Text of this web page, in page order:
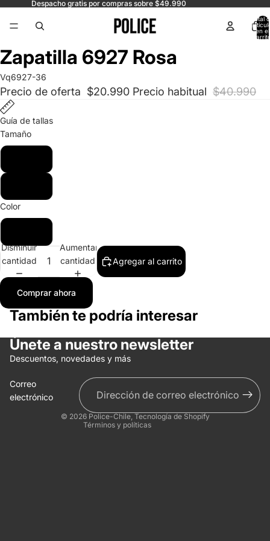
Despacho gratis por compras sobre $49.990
Total
en el
Abrir
imagen
a
pantalla
completa
Abrir
imagen
a
pantalla
completa
Zapatilla 6927 Rosa
Vq6927-36
Precio de oferta $20.990 Precio habitual $40.990
Guía de tallas
Tamaño
Color
Disminuir
cantidad
Aumentar
cantidad
Agregar al carrito
Comprar ahora
También te podría interesar
Únete a nuestro newsletter
Descuentos, novedades y más
Correo
electrónico
© 2026 Police-Chile,Tecnología de Shopify
Términos y políticas
Política de reembolso
Términos del servicio
Información de contacto